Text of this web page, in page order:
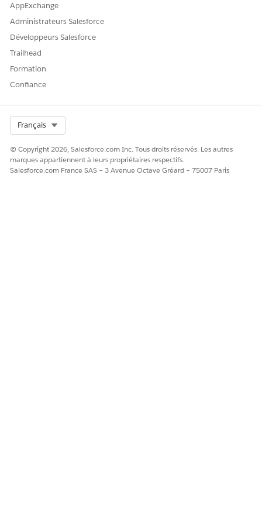
AppExchange
Administrateurs Salesforce
Développeurs Salesforce
Trailhead
Formation
Confiance
Français
© Copyright 2026, Salesforce.com Inc. Tous droits réservés. Les autres
marques appartiennent à leurs propriétaires respectifs.
Salesforce.com France SAS – 3 Avenue Octave Gréard – 75007 Paris